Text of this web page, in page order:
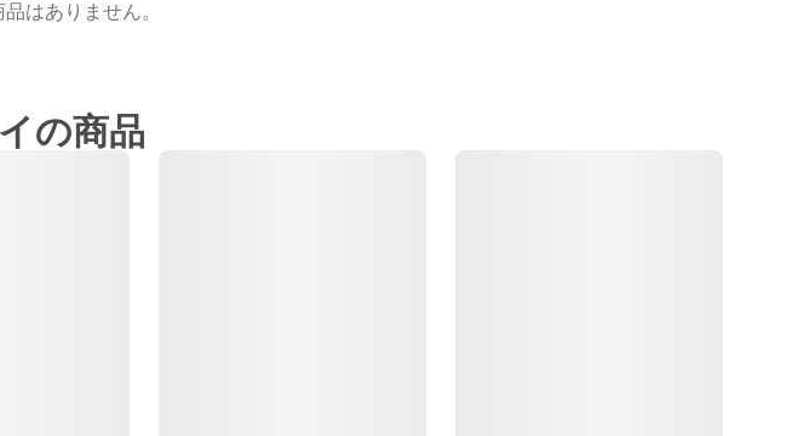
はありません。
の商品